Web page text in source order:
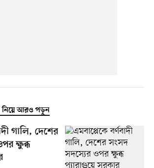
নিয়ে আরও পড়ুন
গালি, দেশের
ক্ষুব্ধ